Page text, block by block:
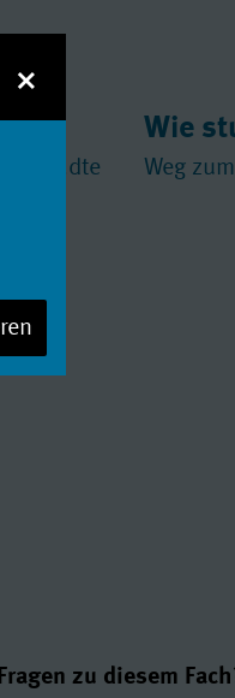
Städte
Wie
Weg
und
zu diesem
×